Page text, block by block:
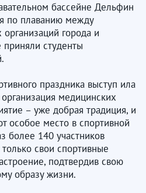
бассейне Дельфин
по плаванию между
города и
приняли студенты
праздника выступ ила
медицинских
– уже добрая традиция, и
особое место в спортивной
более 140 участников
свои спортивные
подтвердив свою
образу жизни.